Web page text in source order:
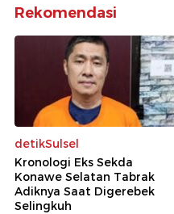
Rekomendasi
detikSulsel
Kronologi Eks Sekda
Konawe Selatan Tabrak
Adiknya Saat Digerebek
Selingkuh